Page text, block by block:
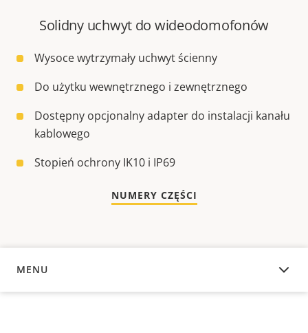
Solidny uchwyt do wideodomofonów
Wysoce wytrzymały uchwyt ścienny
Do użytku wewnętrznego i zewnętrznego
Dostępny opcjonalny adapter do instalacji kanału
kablowego
Stopień ochrony IK10 i IP69
NUMERY CZĘŚCI
MENU
INFORMACJE OGÓLNE